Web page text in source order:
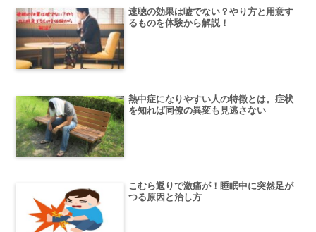
速聴の効果は嘘でない？やり方と用意す
るものを体験から解説！
熱中症になりやすい人の特徴とは。症状
を知れば同僚の異変も見逃さない
こむら返りで激痛が！睡眠中に突然足が
つる原因と治し方